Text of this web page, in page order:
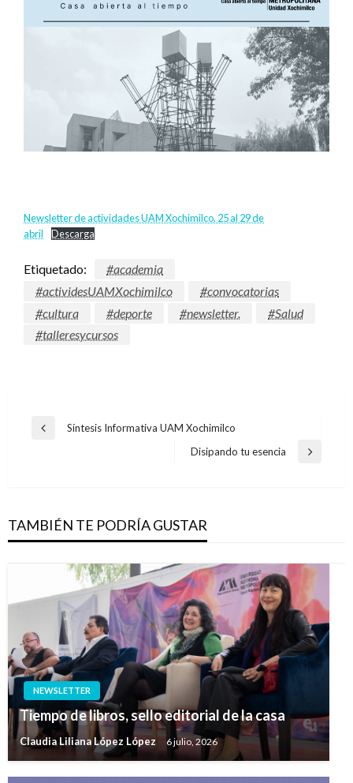
Newsletter de actividades UAM Xochimilco. 25 al 29 de
abril
Descarga
Etiquetado:
#academia
#actividesUAMXochimilco
#convocatorias
#cultura
#deporte #newsletter.
#Salud
#talleresycursos
Navegación
Entrada
Síntesis Informativa UAM Xochimilco
Entrada
Disipando tu esencia
TAMBIÉN TE PODRÍA GUSTAR
NEWSLETTER
Tiempo de libros, sello editorial de la casa
Claudia Liliana López López 6 julio, 2026